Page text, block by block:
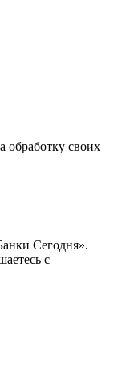
обработку своих
Сегодня».
с